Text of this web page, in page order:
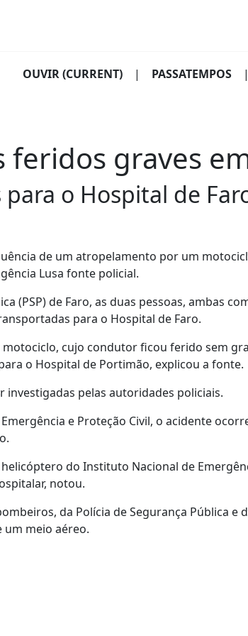
OUVIR(CURRENT) | PASSATEMPOS |
graves
o Hospital de
de um atropelamento por um
Lusa fonte policial.
(PSP) de Faro, as duas pessoas, ambas
para o Hospital de Faro.
cujo condutor ficou ferido sem
o Hospital de Portimão, explicou a fonte.
investigadas pelas autoridades policiais.
e Proteção Civil, o acidente
do Instituto Nacional de
notou.
da Polícia de Segurança Pública e
um meio aéreo.